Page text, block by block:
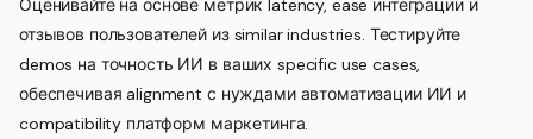
отзывов пользователей из similar industries. Тестируйте
demos на точность ИИ в ваших specific use cases,
обеспечивая alignment с нуждами автоматизации ИИ и
compatibility платформ маркетинга.